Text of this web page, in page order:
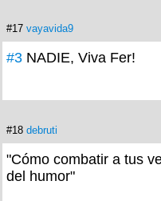
#17 vayavida9
#3 NADIE, Viva Fer!
#18 debruti
"Cómo combatir a tus
del humor"